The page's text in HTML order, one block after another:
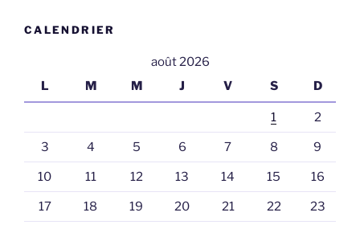
CALENDRIER
août 2026
L
M M J V S D
1 2
3 4 5 6 7 8 9
10 11 12 13 14 15 16
17 18 19 20 21 22 23